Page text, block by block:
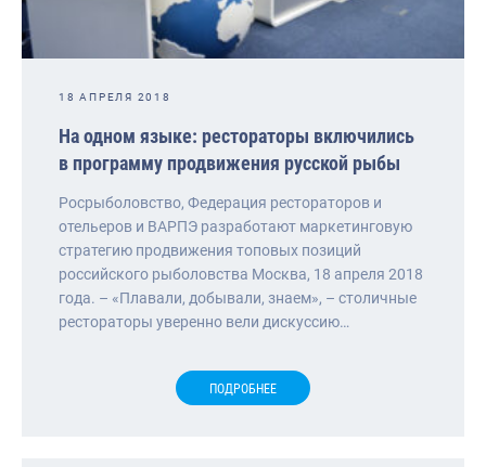
18 АПРЕЛЯ 2018
На одном языке: рестораторы включились
в программу продвижения русской рыбы
Росрыболовство, Федерация рестораторов и
отельеров и ВАРПЭ разработают маркетинговую
стратегию продвижения топовых позиций
российского рыболовства Москва, 18 апреля 2018
года. – «Плавали, добывали, знаем», – столичные
рестораторы уверенно вели дискуссию…
ПОДРОБНЕЕ